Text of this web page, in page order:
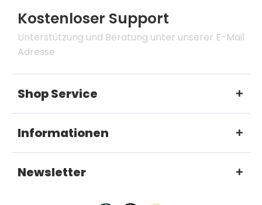
Kostenloser Support
Unterstützung und Beratung unter unserer E-Mail
Adresse
Shop Service
Informationen
Newsletter